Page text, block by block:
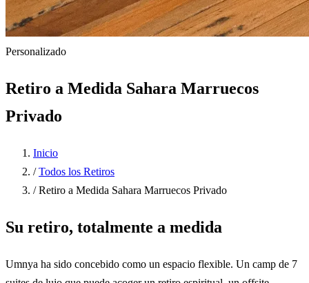
Personalizado
Retiro a Medida Sahara Marruecos
Privado
Inicio
/ Todos los Retiros
/ Retiro a Medida Sahara Marruecos Privado
Su retiro, totalmente a medida
Umnya ha sido concebido como un espacio flexible. Un camp de 7